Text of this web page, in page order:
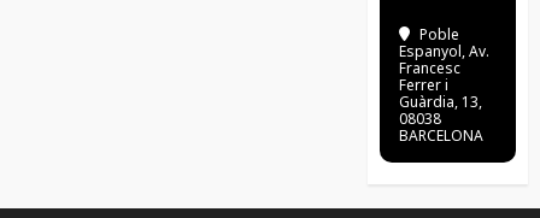
Poble
Espanyol, Av.
Francesc
Ferrer i
Guàrdia, 13,
08038
BARCELONA